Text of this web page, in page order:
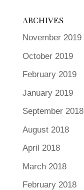
ARCHIVES
November 2019
October 2019
February 2019
January 2019
September 2018
August 2018
April 2018
March 2018
February 2018